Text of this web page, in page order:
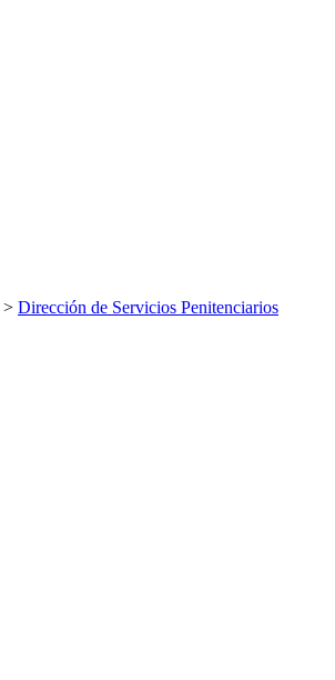
> Dirección de Servicios Penitenciarios